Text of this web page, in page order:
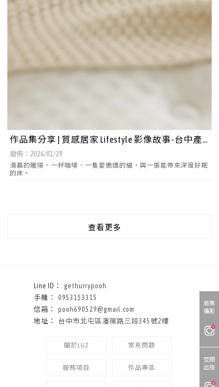
作品集分享 | 質感居家 Lifestyle 影像故事-台中產
品攝影/北屯區活動場地租借
發佈：2026/01/29
清晨的暖陽、一杯咖啡、一隻愛撒嬌的貓，與一張能帶來深度好眠
的床。
查看更多
gethurrypooh
0953153315
pooh690529@gmail.com
台中市北屯區瀋陽路三段345號2樓
關於LUZ 常見問題
服務項目 作品專區
商業
攝影
空間
出租